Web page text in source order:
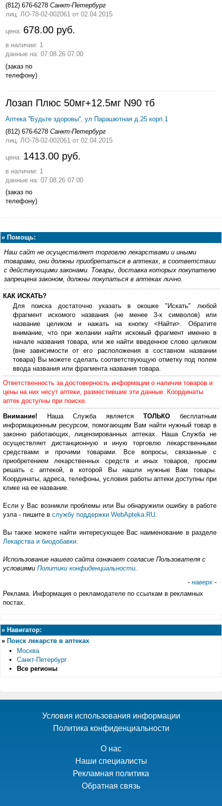
(812) 676-6278 Санкт-Петербург
лиц. ЛО-78-02-002061 от 02.04.2015
цена: 678.00 руб.
в наличии: 1
данные на: 07.08.26 07:00
(заказ по
телефону)
Лозап Плюс 50мг+12.5мг N90 тб
Аптека ''Будьте здоровы'', ул.Парашютная д.25 корп.1
(812) 676-6278 Санкт-Петербург
лиц. ЛО-78-02-002061 от 02.04.2015
цена: 1413.00 руб.
в наличии: 1
данные на: 07.08.26 07:00
(заказ по
телефону)
» Помощь:
Наш сайт не осуществляет торговлю лекарствами и иными
товарами, они должны приобретаться в аптеках, в соответствии
с действующими законами. Товары, доставка которых покупателю
запрещена законом, должны покупаться в аптеках лично.
КАК ИСКАТЬ?
Для поиска достаточно указать в окошке "Искать" любой
фрагмент искомого названия (не менее 3-х символов) или
название целиком и нажать на кнопку <Найти>. Обратите
внимание, что при желании найти искомый фрагмент именно в
начале названия товара, или же найти введенное слово целиком
(вне зависимости от его расположения в составном названии
товара) Вы можете сделать соответствующую отметку под полем
ввода названия или фрагмента названия товара.
Ответственность за достоверность информации о наличии товаров и
цены на них несут аптеки, разместившие эти данные. Координаты
аптек доступны при поиске.
Внимание! Наша Служба являетсяТОЛЬКО бесплатным
информационным ресурсом, помогающим Вам найти нужный товар в
законно работающих, лицензированных аптеках. Наша Служба не
осуществляет дистанционную и иную торговлю лекарственными
средствами и прочими товарами. Все вопросы, связанные с
приобретением лекарственных средств и иных товаров, просим
решать с аптекой, в которой Вы нашли нужные Вам товары.
Координаты, адреса, телефоны, условия работы аптеки доступны при
клике на ее название.
Если у Вас возникли проблемы или Вы обнаружили ошибку в работе
узла - пишите в службу поддержки WebApteka.RU
Вы также можете найти интересующее Вас наименование в разделе
Лекарства и биодобавки
Использование нашего сайта означает согласие Пользователя с
условиями Политики конфиденциальности
- наверх -
Реклама. Информация о рекламодателе по ссылкам в рекламных
постах.
» Навигатор:
» Поиск лекарств в аптеках
Москва
Санкт-Петербург
Все регионы
Условия использования информации
Политика конфиденциальности
О нас
Наши специалисты
Рекламная политика
Обратная связь